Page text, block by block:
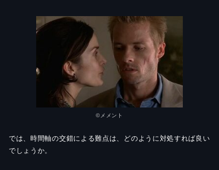
©メメント
では、時間軸の交錯による難点は、どのように対処すれば良い
でしょうか。